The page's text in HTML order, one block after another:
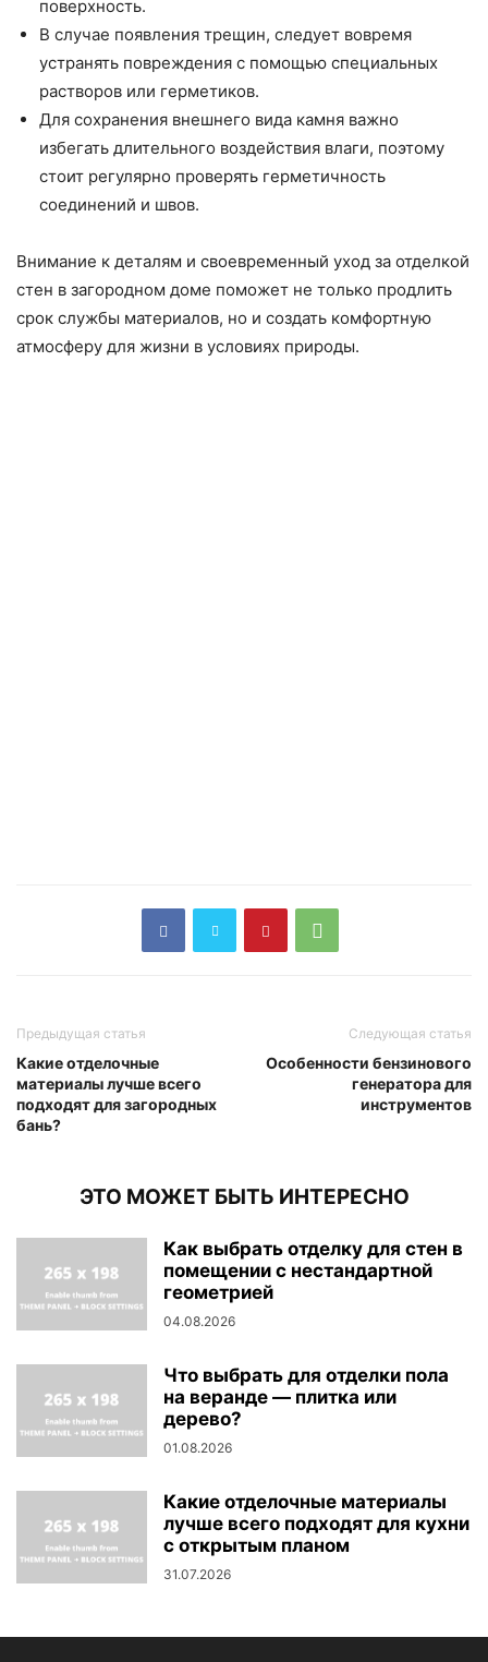
поверхность.
В случае появления трещин, следует вовремя
устранять повреждения с помощью специальных
растворов или герметиков.
Для сохранения внешнего вида камня важно
избегать длительного воздействия влаги, поэтому
стоит регулярно проверять герметичность
соединений и швов.
Внимание к деталям и своевременный уход за отделкой
стен в загородном доме поможет не только продлить
срок службы материалов, но и создать комфортную
атмосферу для жизни в условиях природы.
Предыдущая статья
Какие отделочные
материалы лучше всего
подходят для загородных
бань?
Следующая статья
Особенности бензинового
генератора для
инструментов
ЭТО МОЖЕТ БЫТЬ ИНТЕРЕСНО
Как выбрать отделку для стен в
помещении с нестандартной
геометрией
04.08.2026
Что выбрать для отделки пола
на веранде — плитка или
дерево?
01.08.2026
Какие отделочные материалы
лучше всего подходят для кухни
с открытым планом
31.07.2026